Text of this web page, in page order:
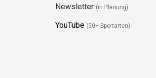
Newsletter (in Planung)
YouTube (50+ Sportarten)